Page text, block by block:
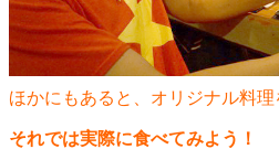
ほかにもあると、オリジナル料理
それでは実際に食べてみよう！